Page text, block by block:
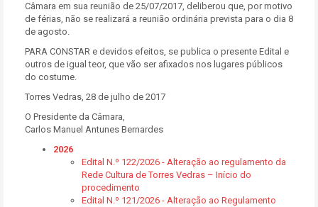
Câmara em sua reunião de 25/07/2017, deliberou que, por motivo
de férias, não se realizará a reunião ordinária prevista para o dia 8
de agosto.
PARA CONSTAR e devidos efeitos, se publica o presente Edital e
outros de igual teor, que vão ser afixados nos lugares públicos
do costume.
Torres Vedras, 28 de julho de 2017
O Presidente da Câmara,
Carlos Manuel Antunes Bernardes
2026
Edital N.º 122/2026 - Alteração ao regulamento da
Rede Cultura de Torres Vedras – Início do
procedimento
Edital N.º 121/2026 - Alteração ao Regulamento